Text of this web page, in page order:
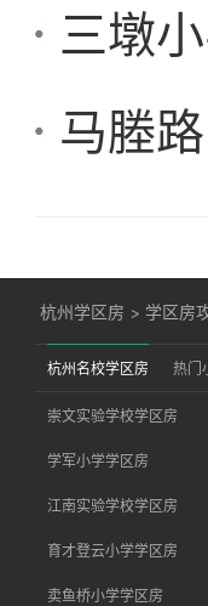
三墩
马塍
杭州学区房 > 学区房
杭州名校学区房 热门
崇文实验学校学区房
学军小学学区房
江南实验学校学区房
育才登云小学学区房
卖鱼桥小学学区房